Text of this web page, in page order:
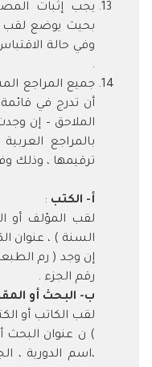
يجب إثبات
بحيث يوضع لقب
وفي حالة
.
جميع المراجع
أن تدرج في
الملاحق – إن
بالمراجع
ترقيمها ، وذلك
أ‌- الكتب :
لقب المؤلف أو
السنة ) ، عنوان
إن وجد ( رم
رقم الجزء .
ب‌- البحث أو
لقب الكاتب أو
) ن عنوان البحث
،اسم الدورية ،